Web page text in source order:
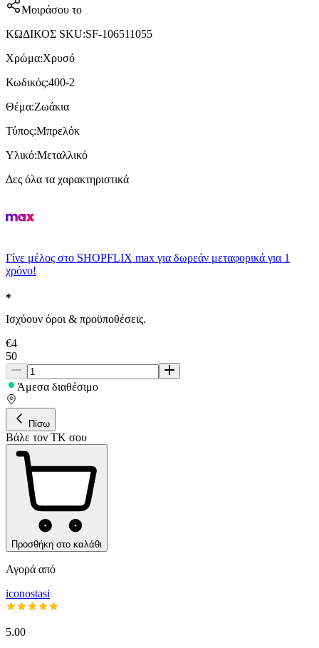
Μοιράσου το
ΚΩΔΙΚΟΣ SKU:SF-106511055
Χρώμα:Χρυσό
Κωδικός:400-2
Θέμα:Ζωάκια
Τύπος:Μπρελόκ
Υλικό:Μεταλλικό
Δες όλα τα χαρακτηριστικά
Γίνε μέλος στο SHOPFLIX max για δωρεάν μεταφορικά για 1
χρόνο!
Ισχύουν όροι & προϋποθέσεις.
€4
50
Άμεσα διαθέσιμο
Πίσω
Βάλε τον ΤΚ σου
Προσθήκη στο καλάθι
Αγορά από
iconostasi
5.00